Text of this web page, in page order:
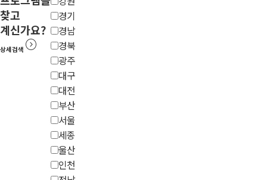
찾고
계신가요?
상세검색 expand_circle_right
경기
경남
경북
광주
대구
대전
부산
서울
세종
울산
인천